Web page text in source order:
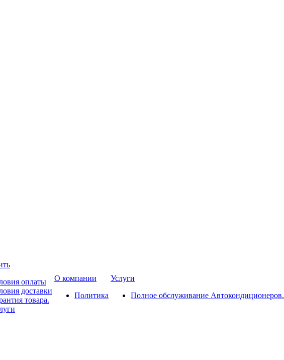
оплаты
доставки
товара.
О компании
Политика
Услуги
Полное обслуживание Автокондиционеров.